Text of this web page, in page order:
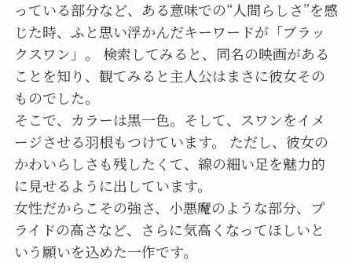
っている部分など、ある意味での“人間らしさ”を感
じた時、ふと思い浮かんだキーワードが「ブラッ
クスワン」。 検索してみると、同名の映画がある
ことを知り、観てみると主人公はまさに彼女その
ものでした。
そこで、カラーは黒一色。そして、スワンをイメ
ージさせる羽根もつけています。 ただし、彼女の
かわいらしさも残したくて、線の細い足を魅力的
に見せるように出しています。
女性だからこその強さ、小悪魔のような部分、プ
ライドの高さなど、さらに気高くなってほしいと
いう願いを込めた一作です。